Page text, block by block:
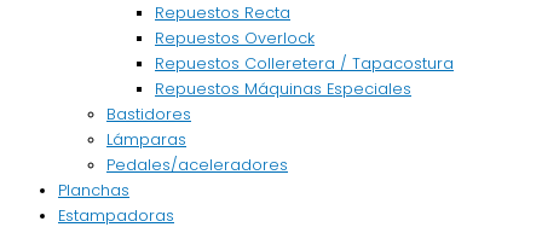
Repuestos Recta
Repuestos Overlock
Repuestos Colleretera / Tapacostura
Repuestos Máquinas Especiales
Bastidores
Lámparas
Pedales/aceleradores
Planchas
Estampadoras